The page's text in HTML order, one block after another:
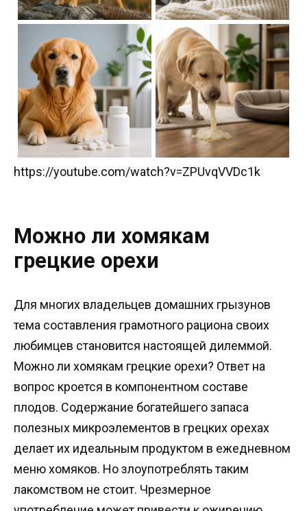
https://youtube.com/watch?v=ZPUvqVVDc1k
Можно ли хомякам
грецкие орехи
Для многих владельцев домашних грызунов
тема составления грамотного рациона своих
любимцев становится настоящей дилеммой.
Можно ли хомякам грецкие орехи? Ответ на
вопрос кроется в компонентном составе
плодов. Содержание богатейшего запаса
полезных микроэлементов в грецких орехах
делает их идеальным продуктом в ежедневном
меню хомяков. Но злоупотреблять таким
лакомством не стоит. Чрезмерное